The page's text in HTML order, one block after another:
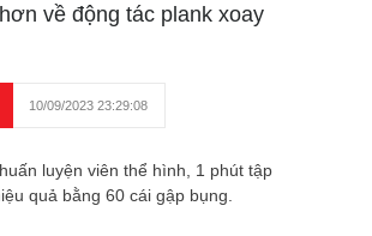
về động tác plank xoay
10/09/2023 23:29:08
luyện viên thể hình, 1 phút tập
quả bằng 60 cái gập bụng.